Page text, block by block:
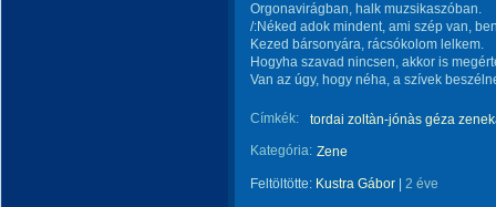
Orgonavirágban, halk muzsikaszóban.
/:Néked adok mindent, ami szép van,
Kezed bársonyára, rácsókolom lelkem.
Hogyha szavad nincsen, akkor is
Van az úgy, hogy néha, a szívek
Címkék:
tordai zoltàn-jónàs géza
Kategória: Zene
Feltöltötte: Kustra Gábor 2 éve